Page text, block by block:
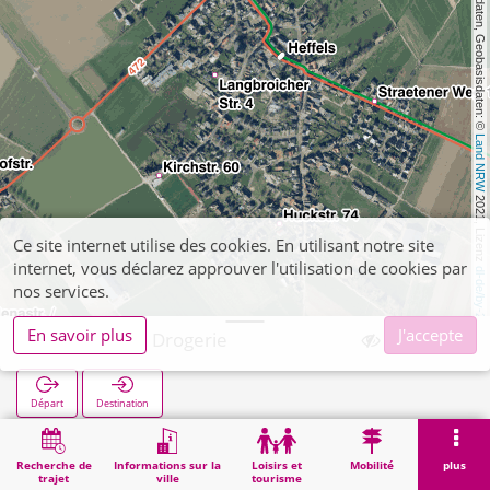
, Kartendaten, Geobasisdaten: ©
Land NRW
2021, Lizenz
dl-de/by-2-0
Recherche de
trajet
Informations sur la
ville
Loisirs et
tourisme
Mobilité plus
Waldenrath Drogerie
Départ Destination
Démarrage Waldenrath Drogerie
Ce site internet utilise des cookies. En utilisant notre site
internet, vous déclarez approuver l'utilisation de cookies par
nos services.
En savoir plus
J'accepte